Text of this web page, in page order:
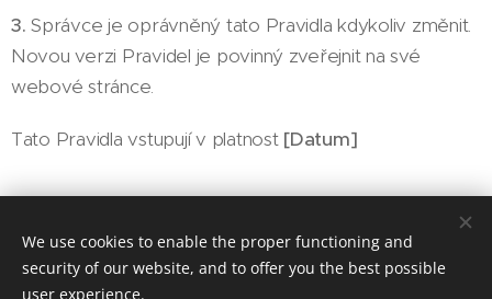
3. Správce je oprávněný tato Pravidla kdykoliv změnit.
Novou verzi Pravidel je povinný zveřejnit na své
webové stránce.
Tato Pravidla vstupují v platnost [Datum]
© 2020-2025 Amadea Makariusová, Prague
Cookies
We use cookies to enable the proper functioning and
security of our website, and to offer you the best possible
user experience.